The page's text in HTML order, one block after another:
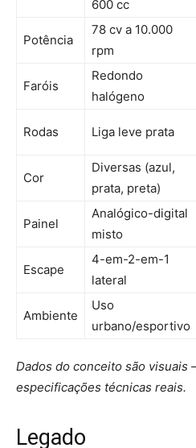
600 cc
Potência
78 cv a 10.000
rpm
Faróis
Redondo
halógeno
Rodas Liga leve prata
Cor
Diversas (azul,
prata, preta)
Painel
Analógico-digital
misto
Escape
4-em-2-em-1
lateral
Ambiente
Uso
urbano/esportivo
Dados do conceito são
especificações técnicas reais.
Legado